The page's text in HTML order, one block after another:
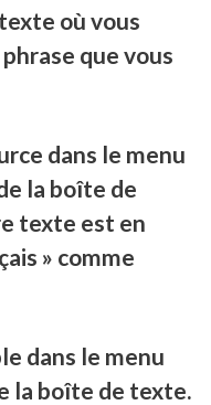
où vous
que vous
dans le menu
la boîte de
texte est en
» comme
dans le menu
la boîte de texte.